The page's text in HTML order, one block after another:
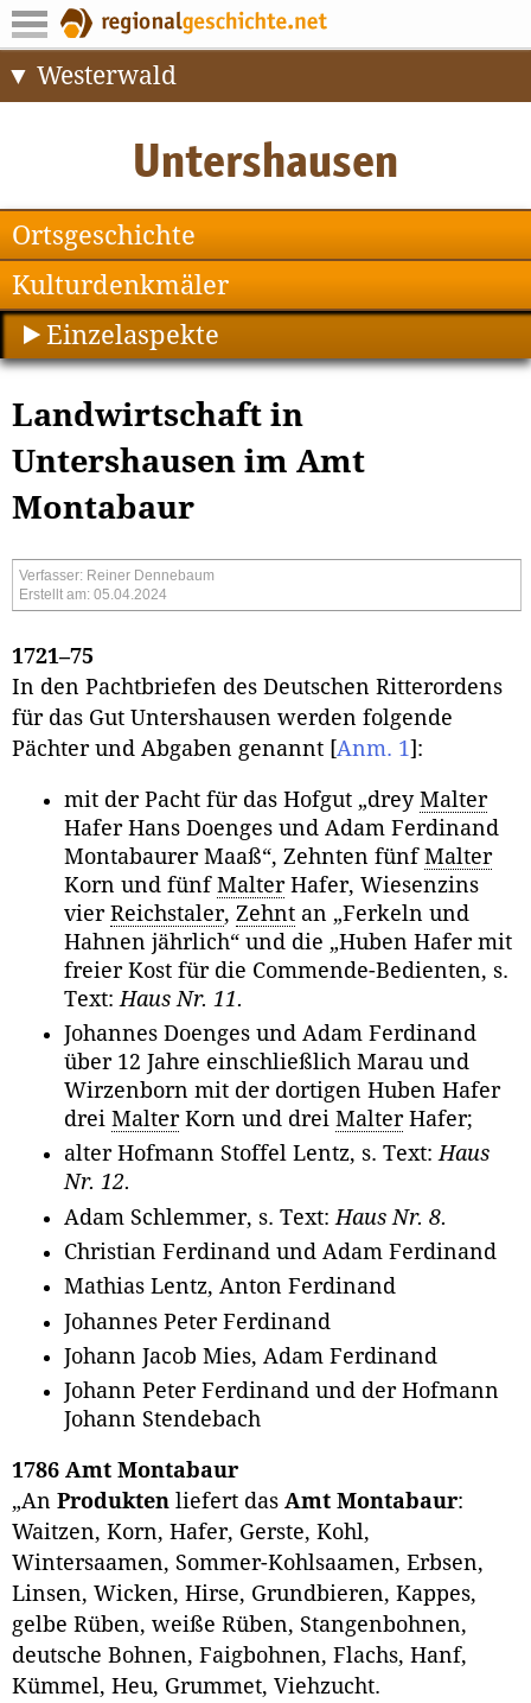
Westerwald
Ortsgeschichte
Kulturdenkmäler
Einzelaspekte
Landwirtschaft in
Untershausen im Amt
Montabaur
Verfasser: Reiner Dennebaum
Erstellt am: 05.04.2024
1721–75
In den Pachtbriefen des Deutschen Ritterordens
für das Gut Untershausen werden folgende
Pächter und Abgaben genannt [Anm. 1] :
mit der Pacht für das Hofgut „dreyMalter
Hafer Hans Doenges und Adam Ferdinand
Montabaurer Maaß“, Zehnten fünfMalter
Korn und fünfMalterHafer, Wiesenzins
vierReichstaler, Zehnt an „Ferkeln und
Hahnen jährlich“ und die „Huben Hafer mit
freier Kost für die Commende-Bedienten, s.
Text: Haus Nr. 11.
Johannes Doenges und Adam Ferdinand
über 12 Jahre einschließlich Marau und
Wirzenborn mit der dortigen Huben Hafer
dreiMalterKorn und dreiMalterHafer;
alter Hofmann Stoffel Lentz, s. Text:Haus
Nr. 12.
Adam Schlemmer, s. Text: Haus Nr. 8.
Christian Ferdinand und Adam Ferdinand
Mathias Lentz, Anton Ferdinand
Johannes Peter Ferdinand
Johann Jacob Mies, Adam Ferdinand
Johann Peter Ferdinand und der Hofmann
Johann Stendebach
1786 Amt Montabaur
„An Produkten liefert das Amt Montabaur:
Waitzen, Korn, Hafer, Gerste, Kohl,
Wintersaamen, Sommer-Kohlsaamen, Erbsen,
Linsen, Wicken, Hirse, Grundbieren, Kappes,
gelbe Rüben, weiße Rüben, Stangenbohnen,
deutsche Bohnen, Faigbohnen, Flachs, Hanf,
Kümmel, Heu, Grummet, Viehzucht.